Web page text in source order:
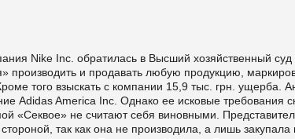
Nike Inc. обратилась в Высший хозяйственный
производить и продавать любую продукцию,
того взыскать с компании 15,9 тыс. грн. ущерба.
Adidas America Inc. Однако ее исковые требования
«Секвое» не считают себя виновными.
так как она не производила, а лишь